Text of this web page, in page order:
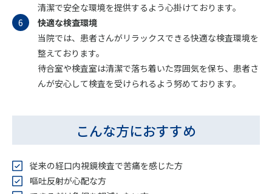
清潔で安全な環境を提供するよう心掛けております。
快適な検査環境
当院では、患者さんがリラックスできる快適な検査環境を
整えております。
待合室や検査室は清潔で落ち着いた雰囲気を保ち、患者さ
んが安心して検査を受けられるよう努めております。
こんな方におすすめ
従来の経口内視鏡検査で苦痛を感じた方
嘔吐反射が心配な方